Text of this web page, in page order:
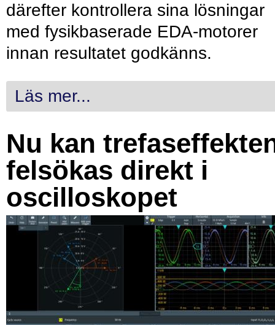
därefter kontrollera sina lösningar
med fysikbaserade EDA-motorer
innan resultatet godkänns.
Läs mer...
Nu kan
felsökas direkt i
oscilloskopet